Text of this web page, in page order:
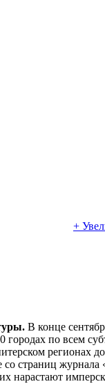
+
В конце
городах по всем
регионах
страниц журнала
нарастают